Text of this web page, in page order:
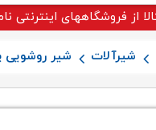
از فروشگاههای اینترنتی
شیرآلات شیر روشویی